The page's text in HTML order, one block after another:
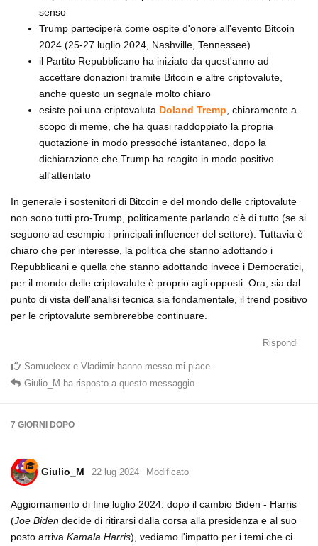
senso
Trump parteciperà come ospite d'onore all'evento Bitcoin
2024 (25-27 luglio 2024, Nashville, Tennessee)
il Partito Repubblicano ha iniziato da quest'anno ad
accettare donazioni tramite Bitcoin e altre criptovalute,
anche questo un segnale molto chiaro
esiste poi una criptovaluta Doland Tremp, chiaramente a
scopo di meme, che ha quasi raddoppiato la propria
quotazione in modo pressoché istantaneo, dopo la
dichiarazione che Trump ha reagito in modo positivo
all'attentato
In generale i sostenitori di Bitcoin e del mondo delle criptovalute
non sono tutti pro-Trump, politicamente parlando c'è di tutto (se si
seguono ad esempio i principali influencer del settore). Tuttavia è
chiaro che per interesse, la politica che stanno adottando i
Repubblicani e quella che stanno adottando invece i Democratici,
per il mondo delle criptovalute è proprio agli opposti. Ora, sia dal
punto di vista dell'analisi tecnica sia fondamentale, il trend positivo
per le criptovalute sembrerebbe continuare.
Rispondi
Samueleex e Vladimir hanno messo mi piace.
Giulio_M ha risposto a questo messaggio
7 GIORNI DOPO
Giulio_M 22 lug 2024 Modificato
Aggiornamento di fine luglio 2024: dopo il cambio Biden - Harris
(Joe Biden decide di ritirarsi dalla corsa alla presidenza e al suo
posto arriva Kamala Harris), vediamo l'impatto per i temi che ci